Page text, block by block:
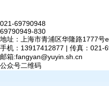
021-69790948
69790949-830
地址：上海市青浦区华隆路1777号
手机：13917412877 | 传真：021-
邮箱:fangyan@yuyin.sh.cn
公众号二维码